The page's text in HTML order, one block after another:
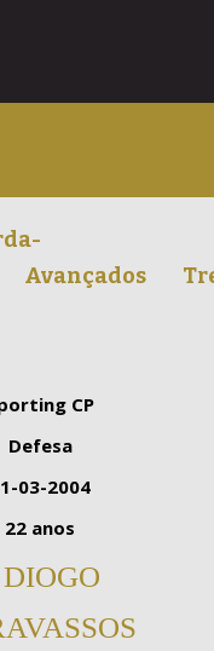
Avançados
CP
Defesa
03-2004
22 anos
DIOGO